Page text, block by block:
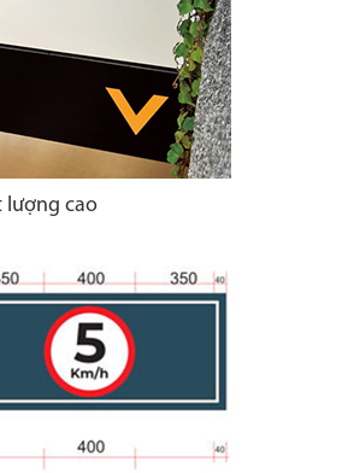
lượng cao